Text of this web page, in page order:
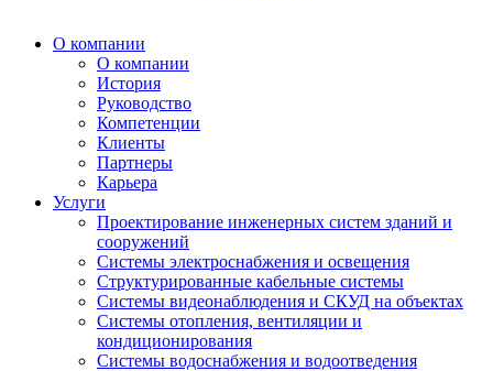
О компании
О компании
История
Руководство
Компетенции
Клиенты
Партнеры
Карьера
Услуги
Проектирование инженерных систем зданий и
сооружений
Системы электроснабжения и освещения
Структурированные кабельные системы
Системы видеонаблюдения и СКУД на объектах
Системы отопления, вентиляции и
кондиционирования
Системы водоснабжения и водоотведения